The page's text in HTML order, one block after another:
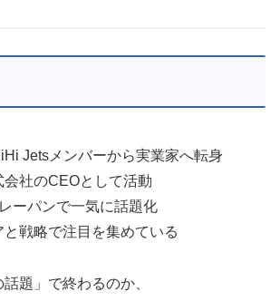
Jetsメンバーから実業家へ転身
会社のCEOとして活動
ーパンで一気に話題化
と戦略で注目を集めている
題」で終わるのか、